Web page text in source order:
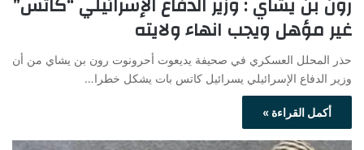
غير مؤهل ويجب انهاء ولايته
حذر المحلل العسكري في صحيفة يديعوت أحرونوت رون بن يشاي من أن
وزير الدفاع الإسرائيلي يسرائيل كاتس بات يشكل خطرا…
أكمل القراءة »